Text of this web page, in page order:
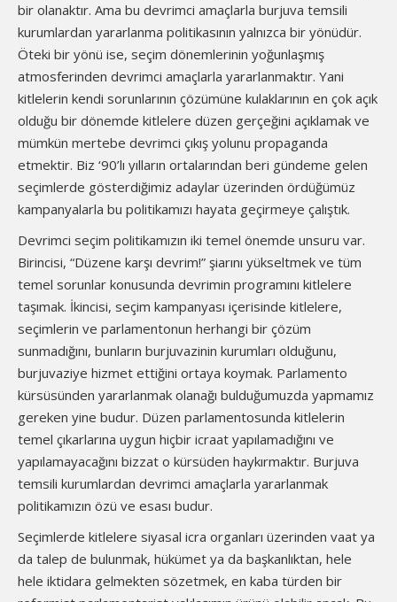
bir olanaktır. Ama bu devrimci amaçlarla burjuva temsili
kurumlardan yararlanma politikasının yalnızca bir yönüdür.
Öteki bir yönü ise, seçim dönemlerinin yoğunlaşmış
atmosferinden devrimci amaçlarla yararlanmaktır. Yani
kitlelerin kendi sorunlarının çözümüne kulaklarının en çok açık
olduğu bir dönemde kitlelere düzen gerçeğini açıklamak ve
mümkün mertebe devrimci çıkış yolunu propaganda
etmektir. Biz ‘90’lı yılların ortalarından beri gündeme gelen
seçimlerde gösterdiğimiz adaylar üzerinden ördüğümüz
kampanyalarla bu politikamızı hayata geçirmeye çalıştık.
Devrimci seçim politikamızın iki temel önemde unsuru var.
Birincisi, “Düzene karşı devrim!” şiarını yükseltmek ve tüm
temel sorunlar konusunda devrimin programını kitlelere
taşımak. İkincisi, seçim kampanyası içerisinde kitlelere,
seçimlerin ve parlamentonun herhangi bir çözüm
sunmadığını, bunların burjuvazinin kurumları olduğunu,
burjuvaziye hizmet ettiğini ortaya koymak. Parlamento
kürsüsünden yararlanmak olanağı bulduğumuzda yapmamız
gereken yine budur. Düzen parlamentosunda kitlelerin
temel çıkarlarına uygun hiçbir icraat yapılamadığını ve
yapılamayacağını bizzat o kürsüden haykırmaktır. Burjuva
temsili kurumlardan devrimci amaçlarla yararlanmak
politikamızın özü ve esası budur.
Seçimlerde kitlelere siyasal icra organları üzerinden vaat ya
da talep de bulunmak, hükümet ya da başkanlıktan, hele
hele iktidara gelmekten sözetmek, en kaba türden bir